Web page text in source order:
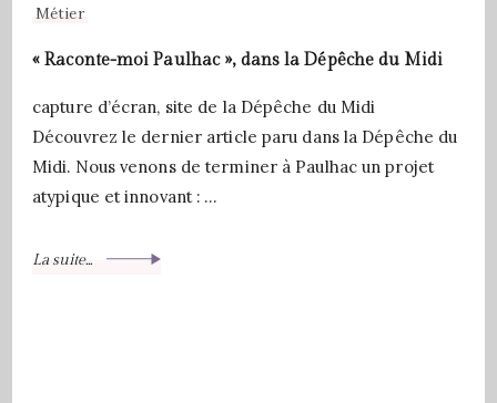
Métier
« Raconte-moi Paulhac », dans la Dépêche du Midi
capture d’écran, site de la Dépêche du Midi
Découvrez le dernier article paru dans la Dépêche du
Midi. Nous venons de terminer à Paulhac un projet
atypique et innovant : …
La suite...